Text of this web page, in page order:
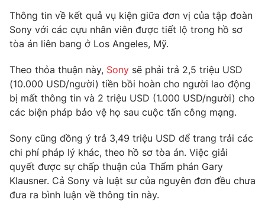
Góc doanh nghiệp
Truyền hình
Phim VTV
Hậu trường
Nhân vật
Khán giả
Giải sao mai
Điện ảnh
Âm nhạc
Đời sống
Du lịch
Làm đẹp
Chất lượng cuộc sống
Tuyển sinh
Học trực tuyến
Công nghệ
Hitech Công nghệ tương lai
Giao lưu trực tuyến
Thông tin về kết quả vụ kiện giữa đơn vị của tập đoàn
Sony với các cựu nhân viên được tiết lộ trong hồ sơ
tòa án liên bang ở Los Angeles, Mỹ.
Theo thỏa thuận này, Sony sẽ phải trả 2,5 triệu USD
(10.000 USD/người) tiền bồi hoàn cho người lao động
bị mất thông tin và 2 triệu USD (1.000 USD/người) cho
các biện pháp bảo vệ họ sau cuộc tấn công mạng.
Sony cũng đồng ý trả 3,49 triệu USD để trang trải các
chi phí pháp lý khác, theo hồ sơ tòa án. Việc giải
quyết được sự chấp thuận của Thẩm phán Gary
Klausner. Cả Sony và luật sư của nguyên đơn đều chưa
đưa ra bình luận về thông tin này.